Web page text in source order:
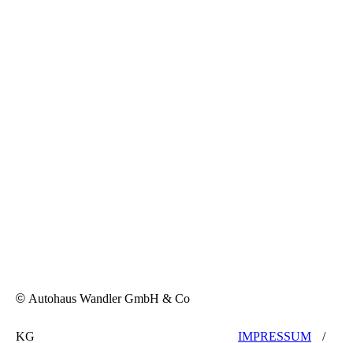
© Autohaus Wandler GmbH & Co
KG IMPRESSUM /